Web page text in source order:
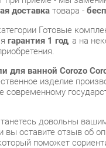
ванной Corozo
оставите отзыв об
поможет
и видеообзор
и через